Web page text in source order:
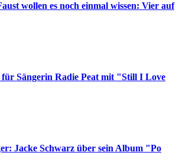
wollen es noch einmal wissen: Vier auf
Sängerin Radie Peat mit "Still I Love
Jacke Schwarz über sein Album "Po